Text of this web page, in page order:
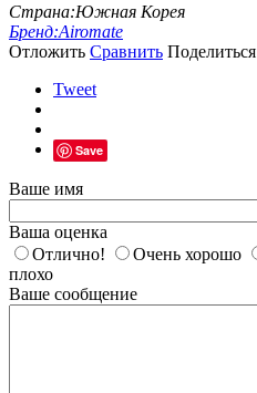
Страна:Южная Корея
Бренд:Airomate
Отложить Сравнить Поделиться
Tweet
Save
Ваше имя
Ваша оценка
Отлично!
Очень хорошо
плохо
Ваше сообщение